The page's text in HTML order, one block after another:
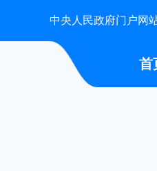
中央人民政府门户网
首